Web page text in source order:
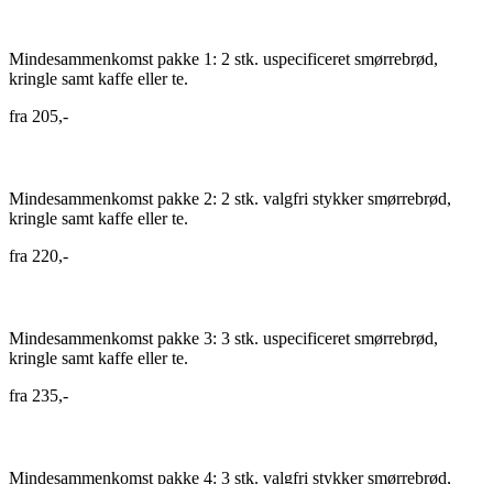
Mindesammenkomst pakke 1: 2 stk. uspecificeret smørrebrød,
kringle samt kaffe eller te.
fra 205,-
Mindesammenkomst pakke 2: 2 stk. valgfri stykker smørrebrød,
kringle samt kaffe eller te.
fra 220,-
Mindesammenkomst pakke 3: 3 stk. uspecificeret smørrebrød,
kringle samt kaffe eller te.
fra 235,-
Mindesammenkomst pakke 4: 3 stk. valgfri stykker smørrebrød,